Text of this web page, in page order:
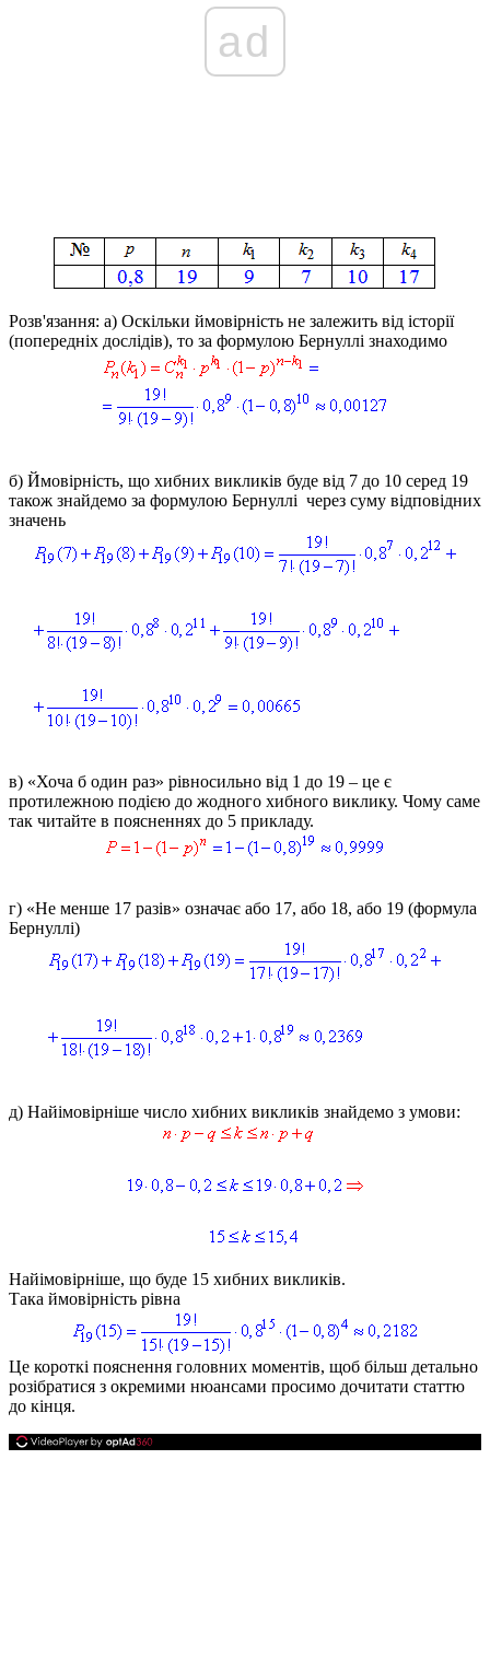
ad
Розв'язання: а) Оскільки ймовірність не залежить від історії
(попередніх дослідів), то за формулою Бернуллі знаходимо
б) Ймовірність, що хибних викликів буде від 7 до 10 серед 19
також знайдемо за формулою Бернуллі через суму відповідних
значень
в) «Хоча б один раз» рівносильно від 1 до 19 – це є
протилежною подією до жодного хибного виклику. Чому саме
так читайте в поясненнях до 5 прикладу.
г) «Не менше 17 разів» означає або 17, або 18, або 19 (формула
Бернуллі)
д) Найімовірніше число хибних викликів знайдемо з умови:
Найімовірніше, що буде 15 хибних викликів.
Така ймовірність рівна
Це короткі пояснення головних моментів, щоб більш детально
розібратися з окремими нюансами просимо дочитати статтю
до кінця.